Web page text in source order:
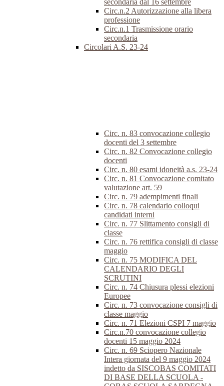
secondaria dal 16 settembre
Circ.n.2 Autorizzazione alla libera
professione
Circ.n.1 Trasmissione orario
secondaria
Circolari A.S. 23-24
Circ. n. 83 convocazione collegio
docenti del 3 settembre
Circ. n. 82 Convocazione collegio
docenti
Circ. n. 80 esami idoneità a.s. 23-24
Circ. n. 81 Convocazione comitato
valutazione art. 59
Circ. n. 79 adempimenti finali
Circ. n. 78 calendario colloqui
candidati interni
Circ. n. 77 Slittamento consigli di
classe
Circ. n. 76 rettifica consigli di classe
maggio
Circ. n. 75 MODIFICA DEL
CALENDARIO DEGLI
SCRUTINI
Circ. n. 74 Chiusura plessi elezioni
Europee
Circ. n. 73 convocazione consigli di
classe maggio
Circ. n. 71 Elezioni CSPI 7 maggio
Circ.n.70 convocazione collegio
docenti 15 maggio 2024
Circ. n. 69 Sciopero Nazionale
Intera giornata del 9 maggio 2024
indetto da SISCOBAS COMITATI
DI BASE DELLA SCUOLA -